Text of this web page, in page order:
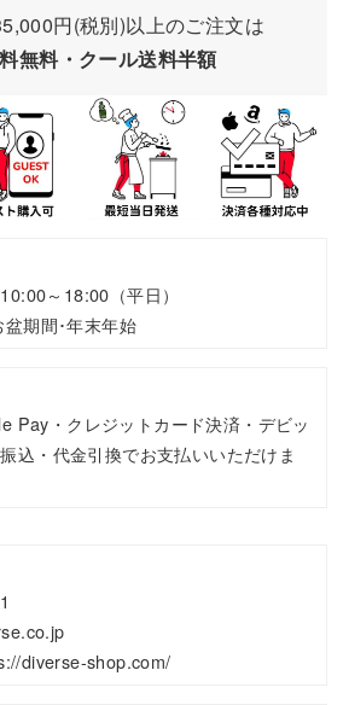
円(税別)以上のご注文は
無料・クール送料半額
～18:00（平日）
期間･年末年始
Pay・クレジットカード決済・デビッ
込・代金引換でお支払いいただけま
diverse-shop.com/